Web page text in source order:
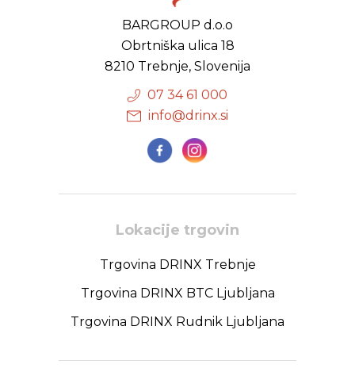
BARGROUP d.o.o
Obrtniška ulica 18
8210 Trebnje, Slovenija
07 34 61 000
info@drinx.si
Lokacije trgovin
Trgovina DRINX Trebnje
Trgovina DRINX BTC Ljubljana
Trgovina DRINX Rudnik Ljubljana